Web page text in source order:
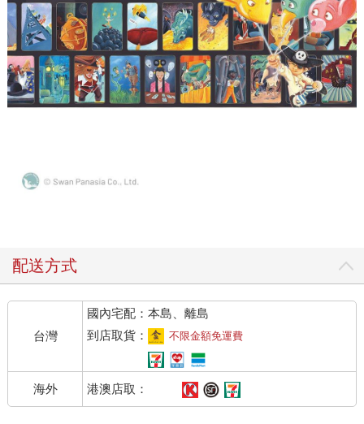
配送方式
台灣
國內宅配：本島、離島
到店取貨：
不限金額免運費
海外 港澳店取：